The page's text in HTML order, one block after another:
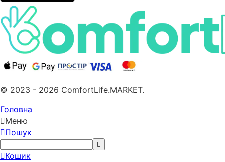
© 2023 - 2026 ComfortLife.MARKET.
Головна
Меню
Пошук
Кошик